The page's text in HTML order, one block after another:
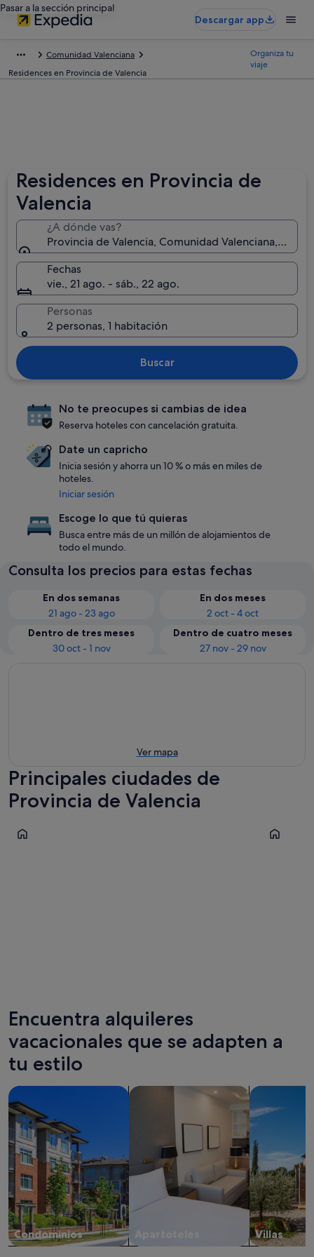
Pasar a la sección principal
Descargar app
Comunidad Valenciana
Residences en Provincia de Valencia
Organiza tu
viaje
Residences en Provincia de
Valencia
¿A dónde vas?
Provincia de Valencia, Comunidad Valenciana,
Fechas
vie., 21 ago. - sáb., 22 ago.
Personas
2 personas, 1 habitación
Buscar
No te preocupes si cambias de idea
Reserva hoteles con cancelación gratuita.
Date un capricho
Inicia sesión y ahorra un 10 % o más en miles de
hoteles.
Iniciar sesión
Escoge lo que tú quieras
Busca entre más de un millón de alojamientos de
todo el mundo.
Consulta los precios para estas fechas
En dos semanas
21 ago - 23 ago
En dos meses
2 oct - 4 oct
Dentro de tres meses
30 oct - 1 nov
Dentro de cuatro meses
27 nov - 29 nov
Ver mapa
Principales ciudades de
Provincia de Valencia
Valencia Gandía
Encuentra alquileres
vacacionales que se adapten a
tu estilo
Condominios
Buscar condominios
Apartoteles
Buscar apartoteles
Villas
Buscar villas